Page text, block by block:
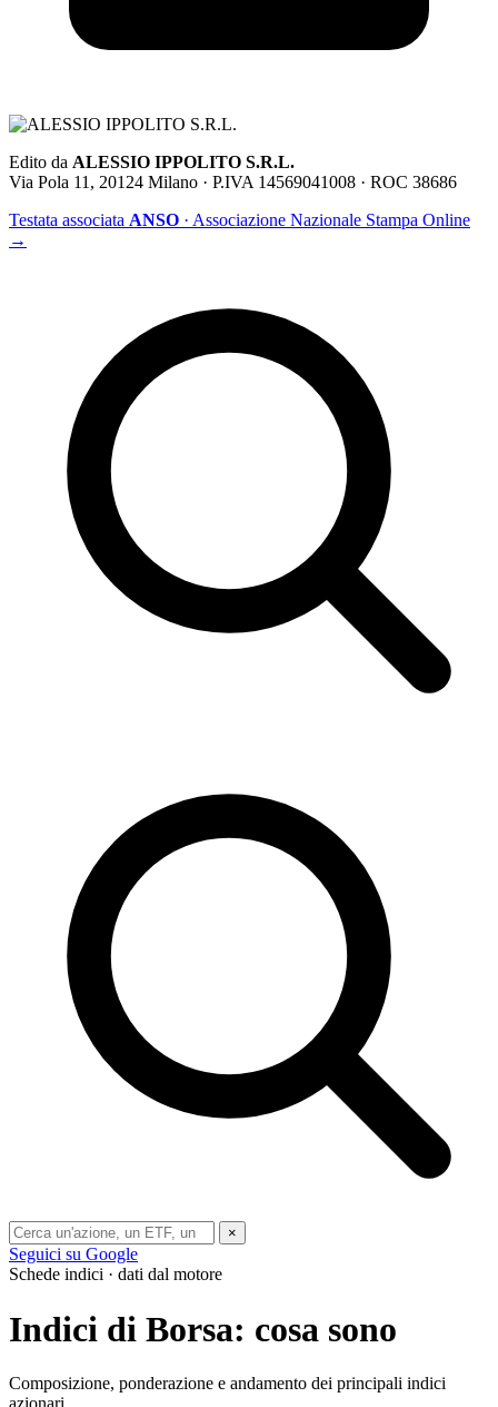
Edito da ALESSIO IPPOLITO S.R.L.
Via Pola 11, 20124 Milano · P.IVA 14569041008 · ROC 38686
Testata associata ANSO · Associazione Nazionale Stampa Online
→
×
Seguici su Google
Schede indici · dati dal motore
Indici di Borsa: cosa sono
Composizione, ponderazione e andamento dei principali indici
azionari.